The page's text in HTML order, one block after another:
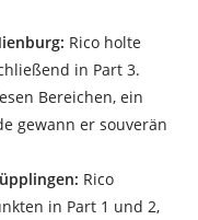
Rico holte
in Part 3.
Bereichen, ein
gewann er souverän
Rico
in Part 1 und 2,